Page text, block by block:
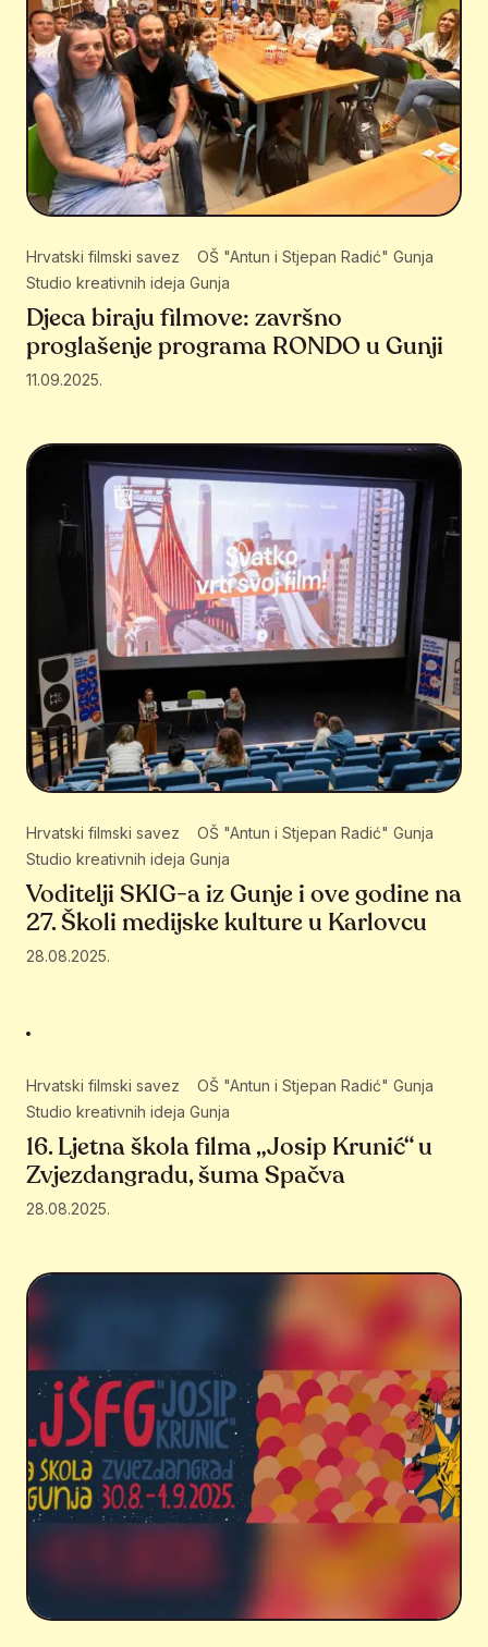
Hrvatski filmski savez
OŠ "Antun i Stjepan Radić" Gunja
Studio kreativnih ideja Gunja
Djeca biraju filmove: završno
proglašenje programa RONDO u Gunji
11.09.2025.
Hrvatski filmski savez
OŠ "Antun i Stjepan Radić" Gunja
Studio kreativnih ideja Gunja
Voditelji SKIG-a iz Gunje i ove godine na
27. Školi medijske kulture u Karlovcu
28.08.2025.
Hrvatski filmski savez
OŠ "Antun i Stjepan Radić" Gunja
Studio kreativnih ideja Gunja
16. Ljetna škola filma „Josip Krunić“ u
Zvjezdangradu, šuma Spačva
28.08.2025.